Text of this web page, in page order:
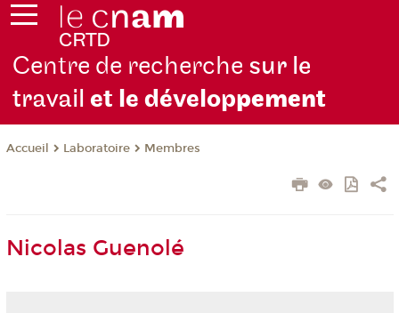
Centre de recherche sur le
travailet le développement
Accueil Laboratoire Membres
Nicolas Guenolé